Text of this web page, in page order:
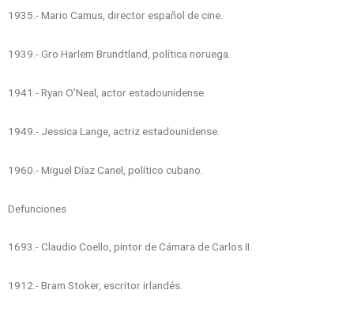
1935.- Mario Camus, director español de cine.
1939.- Gro Harlem Brundtland, política noruega.
1941.- Ryan O’Neal, actor estadounidense.
1949.- Jessica Lange, actriz estadounidense.
1960.- Miguel Díaz Canel, político cubano.
Defunciones
1693.- Claudio Coello, pintor de Cámara de Carlos II.
1912.- Bram Stoker, escritor irlandés.